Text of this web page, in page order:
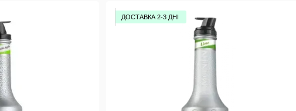
ДОСТАВКА 2-3 ДНІ